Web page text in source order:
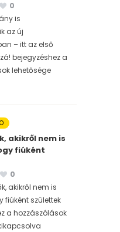
0
is
az új
– itt az első
bejegyzéshez a
lehetősége
akikről nem is
fiúként
0
akikről nem is
fiúként születtek
a hozzászólások